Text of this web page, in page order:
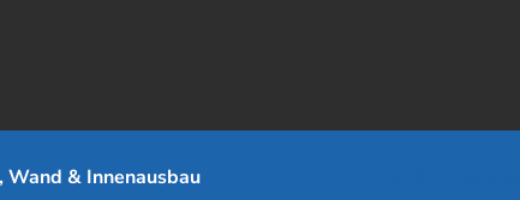
& Innenausbau